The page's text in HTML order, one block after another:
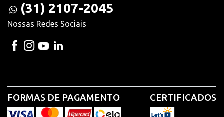
(31) 2107-2045
Nossas Redes Sociais
FORMAS DE PAGAMENTO CERTIFICADOS